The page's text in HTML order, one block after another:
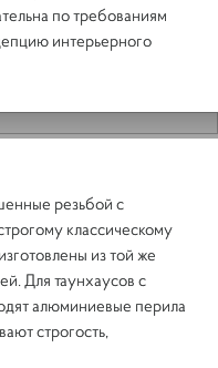
по требованиям
интерьерного
лестницы
резьбой с
классическому
из той же
Для таунхаусов с
алюминиевые перила
строгость,